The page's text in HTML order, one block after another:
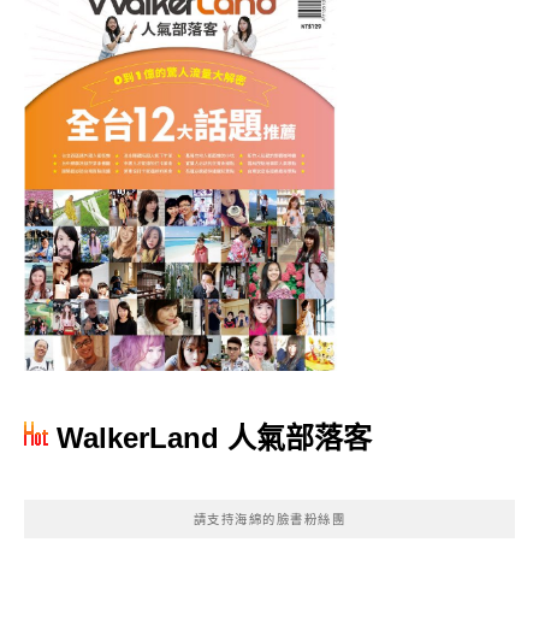
WalkerLand 人氣部落客
請支持海綿的臉書粉絲團